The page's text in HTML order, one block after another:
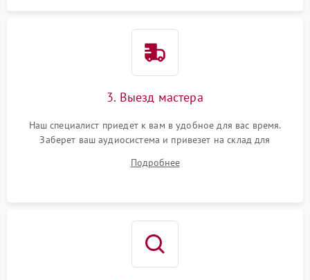
3. Выезд мастера
Наш специалист приедет к вам в удобное для вас время.
Заберет ваш аудиосистема и привезет на склад для
Подробнее